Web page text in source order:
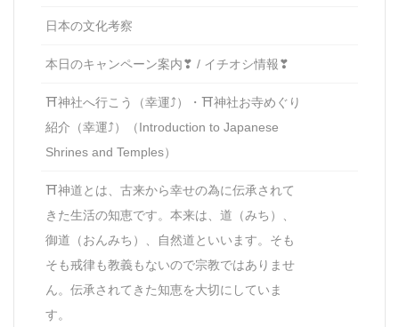
日本の文化考察
本日のキャンペーン案内❣ / イチオシ情報❣
⛩神社へ行こう（幸運⤴）・⛩神社お寺めぐり
紹介（幸運⤴）（Introduction to Japanese
Shrines and Temples）
⛩神道とは、古来から幸せの為に伝承されて
きた生活の知恵です。本来は、道（みち）、
御道（おんみち）、自然道といいます。そも
そも戒律も教義もないので宗教ではありませ
ん。伝承されてきた知恵を大切にしていま
す。